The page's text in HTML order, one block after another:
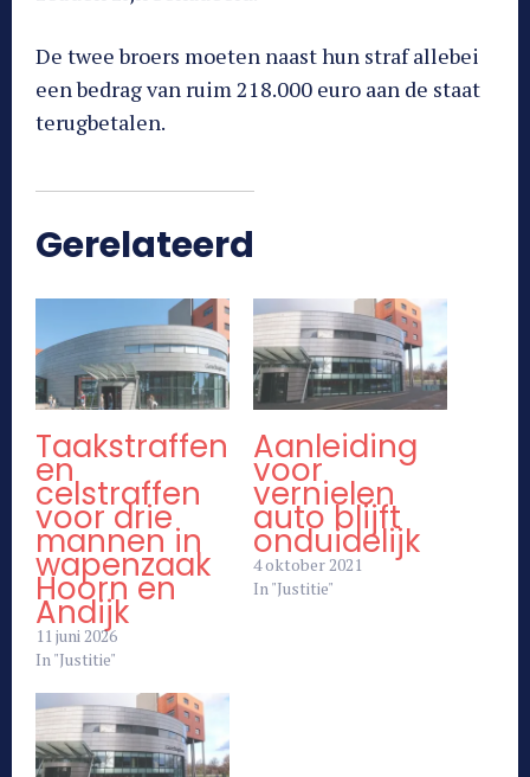
De twee broers moeten naast hun straf allebei
een bedrag van ruim 218.000 euro aan de staat
terugbetalen.
Gerelateerd
Taakstraffen
en
celstraffen
voor drie
mannen in
wapenzaak
Hoorn en
Andijk
11 juni 2026
In "Justitie"
Aanleiding
voor
vernielen
auto blijft
onduidelijk
4 oktober 2021
In "Justitie"